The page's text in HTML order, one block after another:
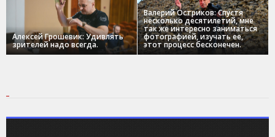
Алексей Грошевик: Удивлять
зрителей надо всегда.
Валерий Остриков: Спустя
несколько десятилетий, мне
так же интересно заниматься
фотографией, изучать ее,
этот процесс бесконечен.